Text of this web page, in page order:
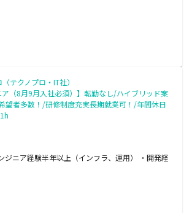
テクノプロ・IT社）
ア（8月9月入社必須）】転勤なし/ハイブリッド案
望者多数！/研修制度充実長期就業可！/年間休日
ジニア経験半年以上（インフラ、運用） ・開発経